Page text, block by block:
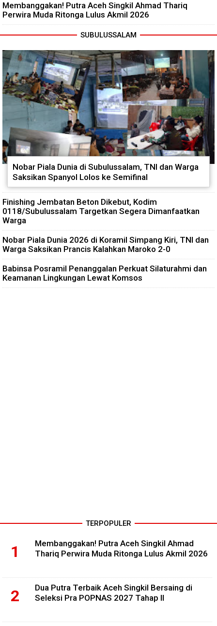
Membanggakan! Putra Aceh Singkil Ahmad Thariq
Perwira Muda Ritonga Lulus Akmil 2026
SUBULUSSALAM
Nobar Piala Dunia di Subulussalam, TNI dan Warga
Saksikan Spanyol Lolos ke Semifinal
Finishing Jembatan Beton Dikebut, Kodim
0118/Subulussalam Targetkan Segera Dimanfaatkan
Warga
Nobar Piala Dunia 2026 di Koramil Simpang Kiri, TNI dan
Warga Saksikan Prancis Kalahkan Maroko 2-0
Babinsa Posramil Penanggalan Perkuat Silaturahmi dan
Keamanan Lingkungan Lewat Komsos
TERPOPULER
Membanggakan! Putra Aceh Singkil Ahmad
Thariq Perwira Muda Ritonga Lulus Akmil 2026
Dua Putra Terbaik Aceh Singkil Bersaing di
Seleksi Pra POPNAS 2027 Tahap II